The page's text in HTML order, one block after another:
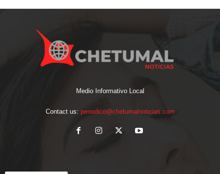
Medio Informativo Local
Contact us: periodico@chetumalnoticias.com